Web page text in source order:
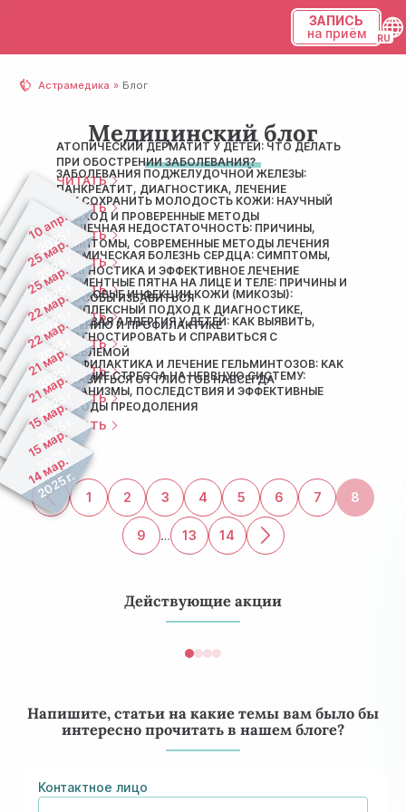
ЗАПИСЬ
на приём
Астрамедика Блог
Медицинский блог
10 апр.
2025 г.
АТОПИЧЕСКИЙ ДЕРМАТИТ У ДЕТЕЙ: ЧТО ДЕЛАТЬ
ПРИ ОБОСТРЕНИИ ЗАБОЛЕВАНИЯ?
ЧИТАТЬ
25 мар.
2025 г.
ЗАБОЛЕВАНИЯ ПОДЖЕЛУДОЧНОЙ ЖЕЛЕЗЫ:
ПАНКРЕАТИТ, ДИАГНОСТИКА, ЛЕЧЕНИЕ
ЧИТАТЬ
25 мар.
2025 г.
КАК СОХРАНИТЬ МОЛОДОСТЬ КОЖИ: НАУЧНЫЙ
ПОДХОД И ПРОВЕРЕННЫЕ МЕТОДЫ
ЧИТАТЬ
22 мар.
2025 г.
СЕРДЕЧНАЯ НЕДОСТАТОЧНОСТЬ: ПРИЧИНЫ,
СИМПТОМЫ, СОВРЕМЕННЫЕ МЕТОДЫ ЛЕЧЕНИЯ
ЧИТАТЬ
22 мар.
2025 г.
ИШЕМИЧЕСКАЯ БОЛЕЗНЬ СЕРДЦА: СИМПТОМЫ,
ДИАГНОСТИКА И ЭФФЕКТИВНОЕ ЛЕЧЕНИЕ
ЧИТАТЬ
21 мар.
2025 г.
ПИГМЕНТНЫЕ ПЯТНА НА ЛИЦЕ И ТЕЛЕ: ПРИЧИНЫ И
СПОСОБЫ ИЗБАВИТЬСЯ
ЧИТАТЬ
21 мар.
2025 г.
ГРИБКОВЫЕ ИНФЕКЦИИ КОЖИ (МИКОЗЫ):
КОМПЛЕКСНЫЙ ПОДХОД К ДИАГНОСТИКЕ,
ЛЕЧЕНИЮ И ПРОФИЛАКТИКЕ
ЧИТАТЬ
15 мар.
2025 г.
ПИЩЕВАЯ АЛЛЕРГИЯ У ДЕТЕЙ: КАК ВЫЯВИТЬ,
ДИАГНОСТИРОВАТЬ И СПРАВИТЬСЯ С
ПРОБЛЕМОЙ
ЧИТАТЬ
15 мар.
2025 г.
ПРОФИЛАКТИКА И ЛЕЧЕНИЕ ГЕЛЬМИНТОЗОВ: КАК
ИЗБАВИТЬСЯ ОТ ГЛИСТОВ НАВСЕГДА
ЧИТАТЬ
14 мар.
2025 г.
ВЛИЯНИЕ СТРЕССА НА НЕРВНУЮ СИСТЕМУ:
МЕХАНИЗМЫ, ПОСЛЕДСТВИЯ И ЭФФЕКТИВНЫЕ
МЕТОДЫ ПРЕОДОЛЕНИЯ
ЧИТАТЬ
1 2 3 4 5 6 7 8
9 … 13 14
Действующие акции
Напишите, статьи на какие темы вам было бы
интересно прочитать в нашем блоге?
Контактное лицо